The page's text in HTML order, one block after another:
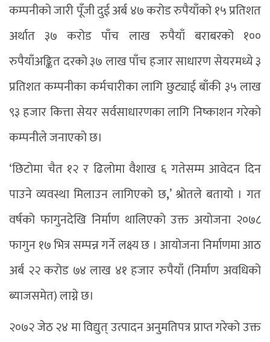
कम्पनीको जारी पूँजी दुई अर्ब ४७ करोड रुपैयाँको १५ प्रतिशत
अर्थात ३७ करोड पाँच लाख रुपैयाँ बराबरको १००
रुपैयाँअङ्कित दरको ३७ लाख पाँच हजार साधारण सेयरमध्ये ३
प्रतिशत कम्पनीका कर्मचारीका लागि छुट्याई बाँकी ३५ लाख
९३ हजार कित्ता सेयर सर्वसाधारणका लागि निष्काशन गरेको
कम्पनीले जनाएको छ।
‘छिटोमा चैत १२ र ढिलोमा वैशाख ६ गतेसम्म आवेदन दिन
पाउने व्यवस्था मिलाउन लागिएको छ,’ श्रोतले बतायो । गत
वर्षको फागुनदेखि निर्माण थालिएको उक्त अयोजना २०७८
फागुन १७ भित्र सम्पन्न गर्ने लक्ष्य छ । आयोजना निर्माणमा आठ
अर्ब २२ करोड ७४ लाख ४१ हजार रुपैयाँ (निर्माण अवधिको
ब्याजसमेत) लाग्ने छ।
२०७२ जेठ २४ मा विद्युत् उत्पादन अनुमतिपत्र प्राप्त गरेको उक्त